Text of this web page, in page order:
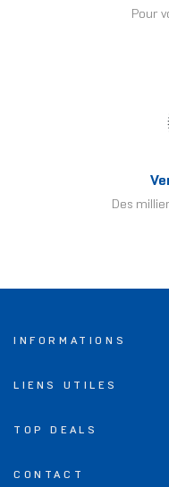
Pour
Des
INFORMATIONS
LIENS UTILES
TOP DEALS
CONTACT